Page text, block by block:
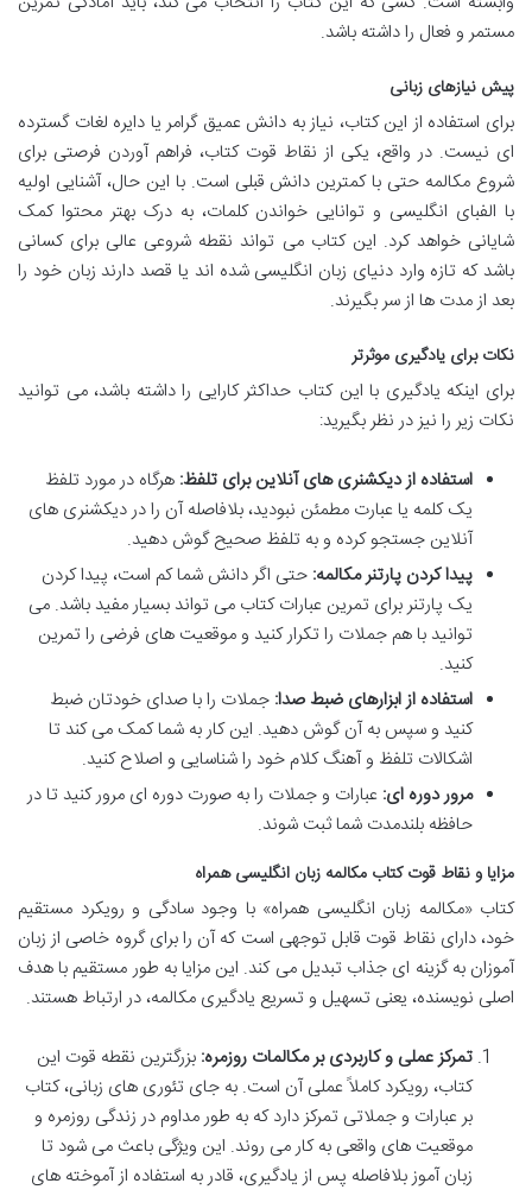
مستمر و فعال را داشته باشد.
پیش نیازهای زبانی
برای استفاده از این کتاب، نیاز به دانش عمیق گرامر یا دایره لغات گسترده
ای نیست. در واقع، یکی از نقاط قوت کتاب، فراهم آوردن فرصتی برای
شروع مکالمه حتی با کمترین دانش قبلی است. با این حال، آشنایی اولیه
با الفبای انگلیسی و توانایی خواندن کلمات، به درک بهتر محتوا کمک
شایانی خواهد کرد. این کتاب می تواند نقطه شروعی عالی برای کسانی
باشد که تازه وارد دنیای زبان انگلیسی شده اند یا قصد دارند زبان خود را
بعد از مدت ها از سر بگیرند.
نکات برای یادگیری موثرتر
برای اینکه یادگیری با این کتاب حداکثر کارایی را داشته باشد، می توانید
نکات زیر را نیز در نظر بگیرید:
استفاده از دیکشنری های آنلاین برای تلفظ: هرگاه در مورد تلفظ
یک کلمه یا عبارت مطمئن نبودید، بلافاصله آن را در دیکشنری های
آنلاین جستجو کرده و به تلفظ صحیح گوش دهید.
پیدا کردن پارتنر مکالمه: حتی اگر دانش شما کم است، پیدا کردن
یک پارتنر برای تمرین عبارات کتاب می تواند بسیار مفید باشد. می
توانید با هم جملات را تکرار کنید و موقعیت های فرضی را تمرین
کنید.
استفاده از ابزارهای ضبط صدا: جملات را با صدای خودتان ضبط
کنید و سپس به آن گوش دهید. این کار به شما کمک می کند تا
اشکالات تلفظ و آهنگ کلام خود را شناسایی و اصلاح کنید.
مرور دوره ای: عبارات و جملات را به صورت دوره ای مرور کنید تا در
حافظه بلندمدت شما ثبت شوند.
مزایا و نقاط قوت کتاب مکالمه زبان انگلیسی همراه
کتاب «مکالمه زبان انگلیسی همراه» با وجود سادگی و رویکرد مستقیم
خود، دارای نقاط قوت قابل توجهی است که آن را برای گروه خاصی از زبان
آموزان به گزینه ای جذاب تبدیل می کند. این مزایا به طور مستقیم با هدف
اصلی نویسنده، یعنی تسهیل و تسریع یادگیری مکالمه، در ارتباط هستند.
تمرکز عملی و کاربردی بر مکالمات روزمره: بزرگترین نقطه قوت این
کتاب، رویکرد کاملاً عملی آن است. به جای تئوری های زبانی، کتاب
بر عبارات و جملاتی تمرکز دارد که به طور مداوم در زندگی روزمره و
موقعیت های واقعی به کار می روند. این ویژگی باعث می شود تا
زبان آموز بلافاصله پس از یادگیری، قادر به استفاده از آموخته های